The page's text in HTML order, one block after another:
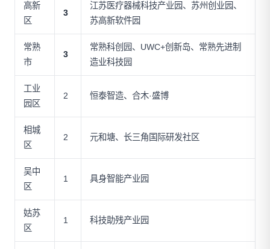
高新
区
3
江苏医疗器械科技产业园、苏州创业园、
苏高新软件园
常熟
市
3
常熟科创园、UWC+创新岛、常熟先进制
造业科技园
工业
园区
2 恒泰智造、合木·盛博
相城
区
2 元和塘、长三角国际研发社区
吴中
区
1 具身智能产业园
姑苏
区
1 科技助残产业园